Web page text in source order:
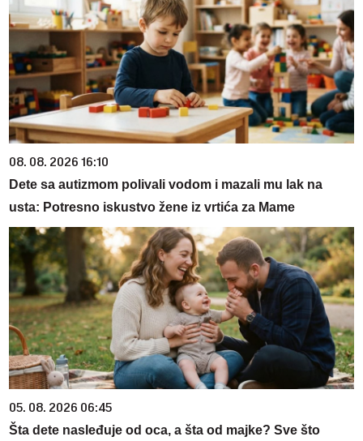
08. 08. 2026 16:10
Dete sa autizmom polivali vodom i mazali mu lak na
usta: Potresno iskustvo žene iz vrtića za Mame
05. 08. 2026 06:45
Šta dete nasleđuje od oca, a šta od majke? Sve što